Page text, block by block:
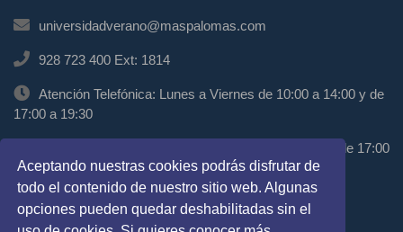
Aceptando nuestras cookies podrás disfrutar de
todo el contenido de nuestro sitio web. Algunas
opciones pueden quedar deshabilitadas sin el
universidadverano@maspalomas.com
928 723 400 Ext: 1814
Atención Telefónica: Lunes a Viernes de 10:00 a 14:00 y de
17:00 a 19:30
Atención Presencial: Miércoles de 11:00 a 13:00 y de 17:00
a 19:00
Síguenos